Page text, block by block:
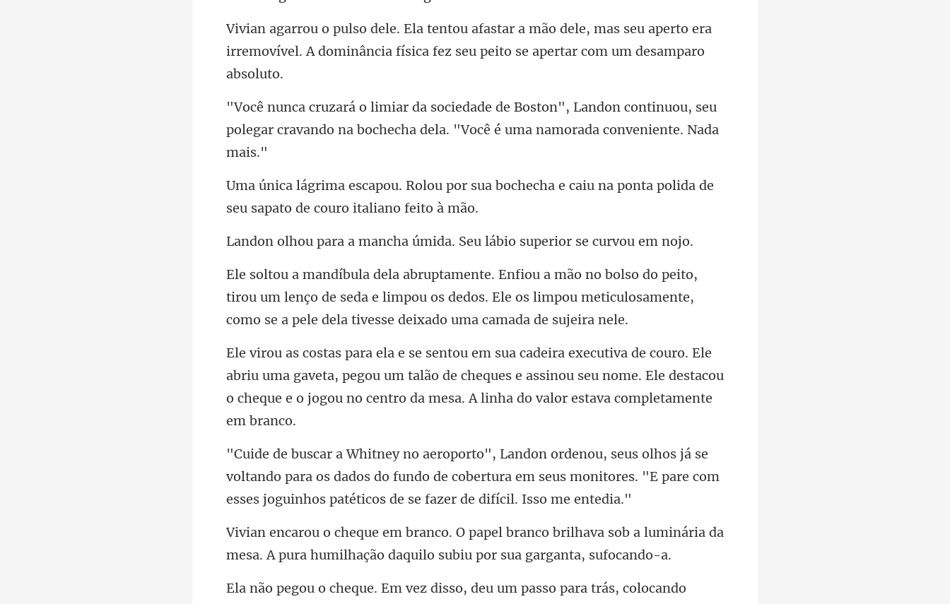
dele, mas seu aperto era
irremovível. A dominância fís
, Landon continuou, seu
polegar cravando na bochecha
a bochecha e caiu na ponta polida de
se
cha úmida. Seu lábio su
to,
tirou um lenço de seda e limpou os dedos. Ele os limpou meticulosa
briu uma gaveta, pegou um talão de cheques e assinou seu nome. Ele destacou
o che
se
voltando para os dados do fundo de cobertura em seus monitores. "E pa
o brilhava sob a luminária da
mesa. A pura humil
, deu um passo para trás, colocando